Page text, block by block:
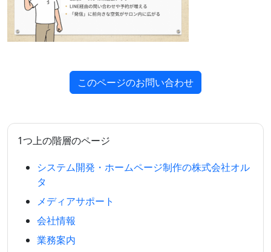
このページのお問い合わせ
1つ上の階層のページ
システム開発・ホームページ制作の株式会社オル
タ
メディアサポート
会社情報
業務案内